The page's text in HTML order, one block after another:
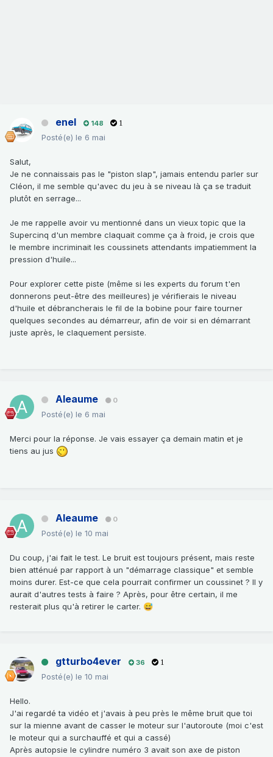
enel 148 1
Posté(e) le 6 mai
Salut,
Je ne connaissais pas le "piston slap", jamais entendu parler sur
Cléon, il me semble qu'avec du jeu à se niveau là ça se traduit
plutôt en serrage...
Je me rappelle avoir vu mentionné dans un vieux topic que la
Supercinq d'un membre claquait comme ça à froid, je crois que
le membre incriminait les coussinets attendants impatiemment la
pression d'huile...
Pour explorer cette piste (même si les experts du forum t'en
donnerons peut-être des meilleures) je vérifierais le niveau
d'huile et débrancherais le fil de la bobine pour faire tourner
quelques secondes au démarreur, afin de voir si en démarrant
juste après, le claquement persiste.
Aleaume 0
Posté(e) le 6 mai
Merci pour la réponse. Je vais essayer ça demain matin et je
tiens au jus
Aleaume 0
Posté(e) le 10 mai
Du coup, j'ai fait le test. Le bruit est toujours présent, mais reste
bien atténué par rapport à un "démarrage classique" et semble
moins durer. Est-ce que cela pourrait confirmer un coussinet ? Il y
aurait d'autres tests à faire ? Après, pour être certain, il me
resterait plus qu'à retirer le carter. 😅
gtturbo4ever 36 1
Posté(e) le 10 mai
Hello.
J'ai regardé ta vidéo et j'avais à peu près le même bruit que toi
sur la mienne avant de casser le moteur sur l'autoroute (moi c'est
le moteur qui a surchauffé et qui a cassé)
Après autopsie le cylindre numéro 3 avait son axe de piston